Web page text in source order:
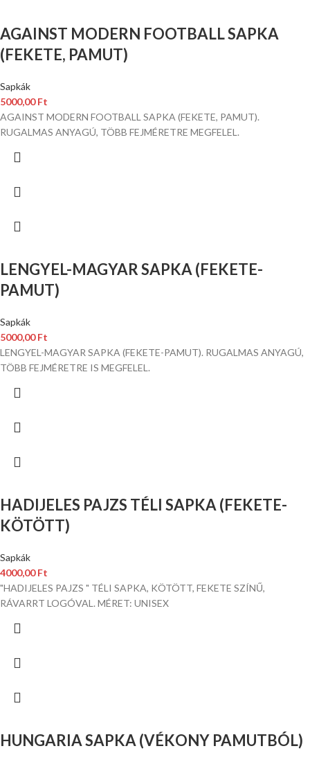
AGAINST MODERN FOOTBALL SAPKA
(FEKETE, PAMUT)
Sapkák
5000,00Ft
AGAINST MODERN FOOTBALL SAPKA (FEKETE, PAMUT).
RUGALMAS ANYAGÚ, TÖBB FEJMÉRETRE MEGFELEL.
LENGYEL-MAGYAR SAPKA (FEKETE-
PAMUT)
Sapkák
5000,00Ft
LENGYEL-MAGYAR SAPKA (FEKETE-PAMUT). RUGALMAS ANYAGÚ,
TÖBB FEJMÉRETRE IS MEGFELEL.
HADIJELES PAJZS TÉLI SAPKA (FEKETE-
KÖTÖTT)
Sapkák
4000,00Ft
"HADIJELES PAJZS " TÉLI SAPKA, KÖTÖTT, FEKETE SZÍNŰ,
RÁVARRT LOGÓVAL. MÉRET: UNISEX
HUNGARIA SAPKA (VÉKONY PAMUTBÓL)